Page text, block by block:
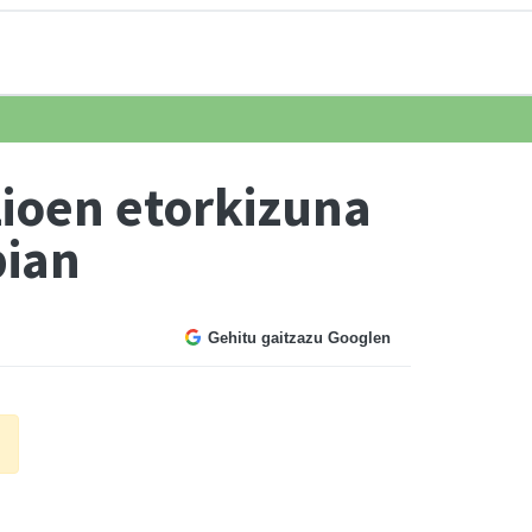
etorkizuna
Gehitu gaitzazu Googlen